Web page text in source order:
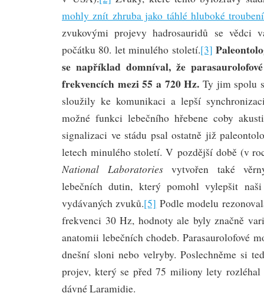
mohly znít zhruba jako táhlé hluboké troubení
zvukovými projevy hadrosauridů se vědci
počátku 80. let minulého století.[3]
se například domníval, že
frekvencích mezi 55 a 720 Hz. Ty jim spolu
sloužily ke komunikaci a lepší
možné funkci lebečního hřebene coby
signalizaci ve stádu psal ostatně již
letech minulého století. V pozdější době (v
National Laboratoriesvytvořen také
lebečních dutin, který pomohl vylepšit
vydávaných zvuků.[5] Podle modelu
frekvenci 30 Hz, hodnoty ale byly značně
anatomii lebečních chodeb. Parasaurolofové
dnešní sloni nebo velryby. Poslechněme si
projev, který se před 75 miliony lety
dávné Laramidie.